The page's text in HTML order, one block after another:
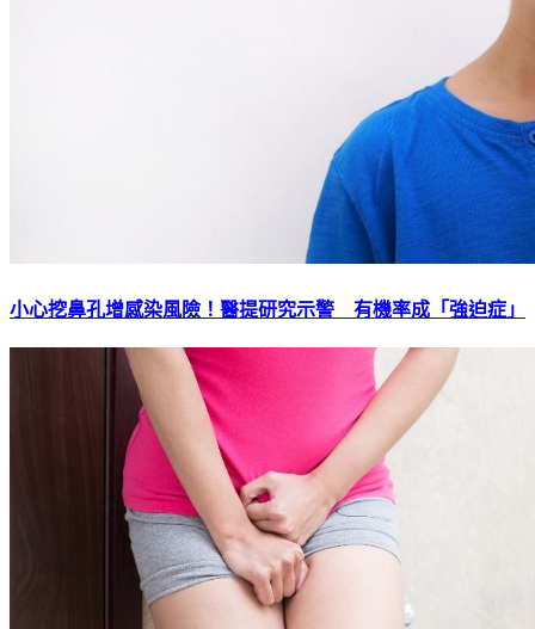
小心挖鼻孔增感染風險！醫提研究示警 有機率成「強迫症」